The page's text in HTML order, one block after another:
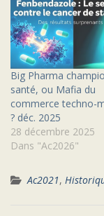
Big Pharma
santé, ou Mafia du
commerce techno-
? déc. 2025
28 décembre 2025
Dans "Ac2026"
Ac2021,